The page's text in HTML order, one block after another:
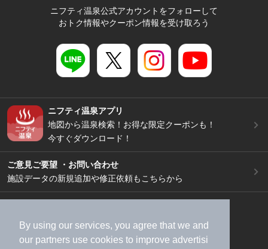
By using our services, you agree that we and
our partners use cookies to improve advertisi
ニフティ温泉公式アカウントをフォローして
おトク情報やクーポン情報を受け取ろう
ニフティ温泉アプリ
地図から温泉検索！お得な限定クーポンも！
今すぐダウンロード！
ご意見ご要望 ・お問い合わせ
施設データの新規追加や修正依頼もこちらから
加盟店募集（資料請求）
広告出稿のご案内
利用規約
ライフスタイルMEMBERS+規約